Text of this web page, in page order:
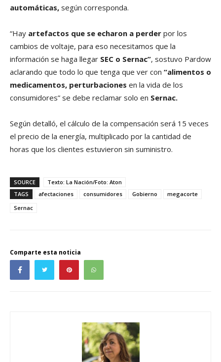
automáticas, según corresponda.
“Hay artefactos que se echaron a perder por los
cambios de voltaje, para eso necesitamos que la
información se haga llegar SEC o Sernac”, sostuvo Pardow
aclarando que todo lo que tenga que ver con “alimentos o
medicamentos, perturbaciones en la vida de los
consumidores” se debe reclamar solo en Sernac.
Según detalló, el cálculo de la compensación será 15 veces
el precio de la energía, multiplicado por la cantidad de
horas que los clientes estuvieron sin suministro.
SOURCE
Texto: La Nación/Foto: Aton
TAGS
afectaciones consumidores Gobierno
megacorte
Sernac
Comparte esta noticia